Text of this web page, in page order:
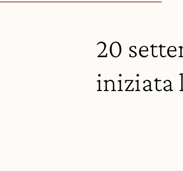
20
iniziata